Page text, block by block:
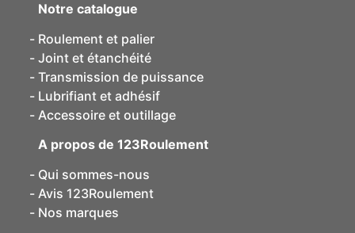
Notre catalogue
Roulement et palier
Joint et étanchéité
Transmission de puissance
Lubrifiant et adhésif
Accessoire et outillage
A propos de 123Roulement
Qui sommes-nous
Avis 123Roulement
Nos marques